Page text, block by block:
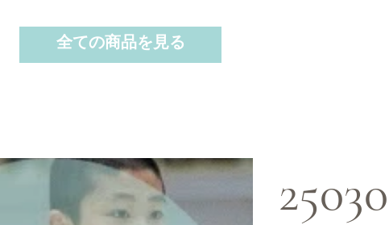
全ての商品を見る